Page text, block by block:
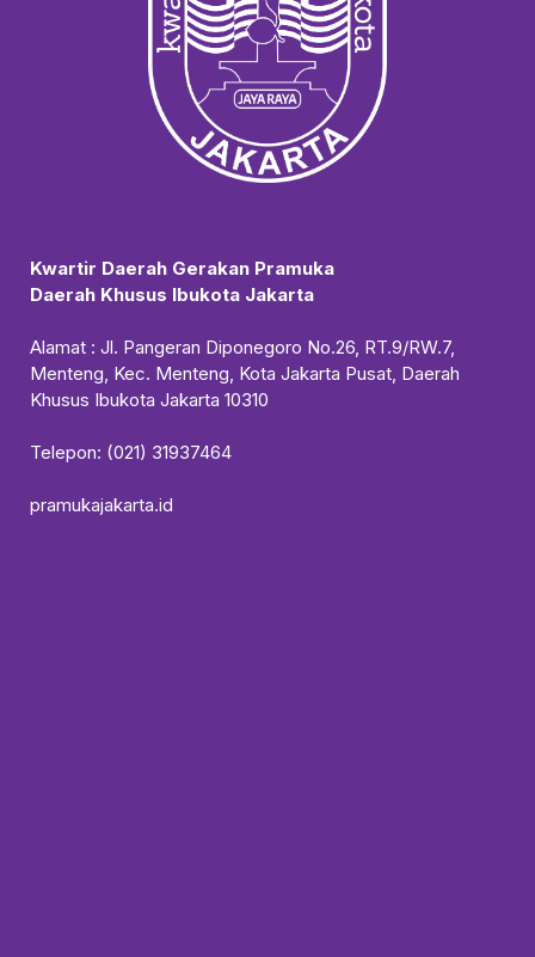
Kwartir Daerah Gerakan Pramuka
Daerah Khusus Ibukota Jakarta
Alamat : Jl. Pangeran Diponegoro No.26, RT.9/RW.7,
Menteng, Kec. Menteng, Kota Jakarta Pusat, Daerah
Khusus Ibukota Jakarta 10310
Telepon: (021) 31937464
pramukajakarta.id